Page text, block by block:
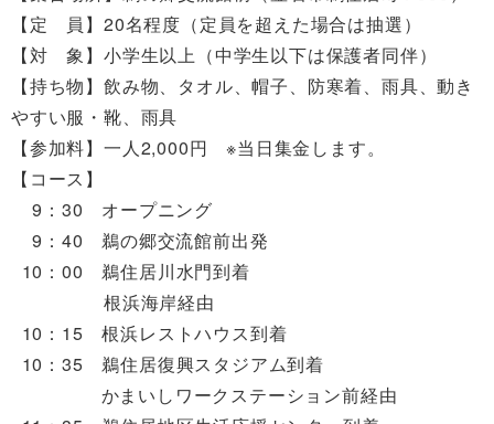
【定 員】20名程度（定員を超えた場合は抽選）
【対 象】小学生以上（中学生以下は保護者同伴）
【持ち物】飲み物、タオル、帽子、防寒着、雨具、動き
やすい服・靴、雨具
【参加料】一人2,000円 ※当日集金します。
【コース】
9：30 オープニング
9：40 鵜の郷交流館前出発
10：00 鵜住居川水門到着
根浜海岸経由
10：15 根浜レストハウス到着
10：35 鵜住居復興スタジアム到着
かまいしワークステーション前経由